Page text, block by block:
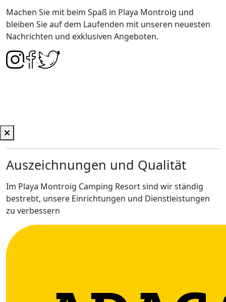
Machen Sie mit beim Spaß in Playa Montroig und
bleiben Sie auf dem Laufenden mit unseren neuesten
Nachrichten und exklusiven Angeboten.
Auszeichnungen und Qualität
Im Playa Montroig Camping Resort sind wir ständig
bestrebt, unsere Einrichtungen und Dienstleistungen
zu verbessern